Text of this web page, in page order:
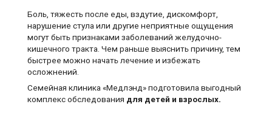
Боль, тяжесть после еды, вздутие, дискомфорт,
нарушение стула или другие неприятные ощущения
могут быть признаками заболеваний желудочно-
кишечного тракта. Чем раньше выяснить причину, тем
быстрее можно начать лечение и избежать
осложнений.
Семейная клиника «Медлэнд» подготовила выгодный
комплекс обследования для детей и взрослых.